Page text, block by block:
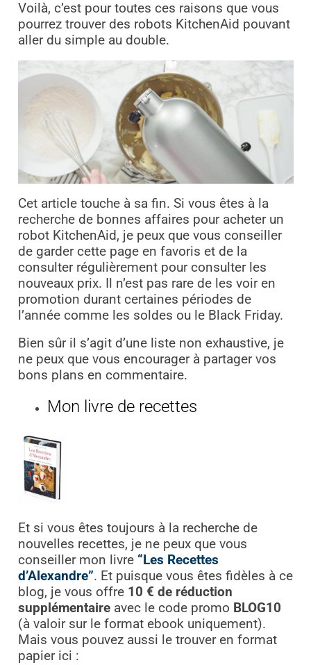
Voilà, c’est pour toutes ces raisons que vous
pourrez trouver des robots KitchenAid pouvant
aller du simple au double.
Cet article touche à sa fin. Si vous êtes à la
recherche de bonnes affaires pour acheter un
robot KitchenAid, je peux que vous conseiller
de garder cette page en favoris et de la
consulter régulièrement pour consulter les
nouveaux prix. Il n’est pas rare de les voir en
promotion durant certaines périodes de
l’année comme les soldes ou le Black Friday.
Bien sûr il s’agit d’une liste non exhaustive, je
ne peux que vous encourager à partager vos
bons plans en commentaire.
Mon livre de recettes
Et si vous êtes toujours à la recherche de
nouvelles recettes, je ne peux que vous
conseiller mon livre “Les Recettes
d’Alexandre”. Et puisque vous êtes fidèles à ce
blog, je vous offre 10 € de réduction
supplémentaireavec le code promo BLOG10
(à valoir sur le format ebook uniquement).
Mais vous pouvez aussi le trouver en format
papier ici :